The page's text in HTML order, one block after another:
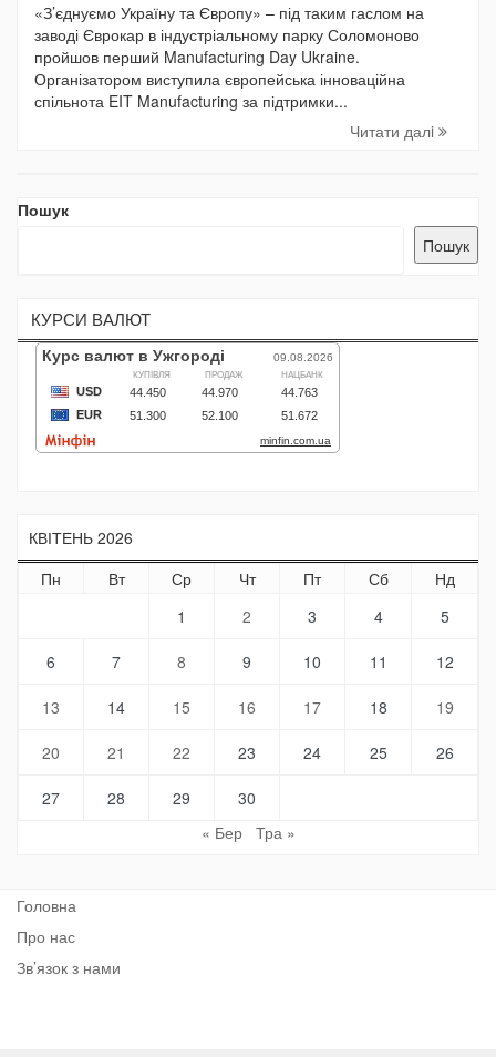
«З’єднуємо Україну та Європу» – під таким гаслом на
заводі Єврокар в індустріальному парку Соломоново
пройшов перший Manufacturing Day Ukraine.
Організатором виступила європейська інноваційна
спільнота EIT Manufacturing за підтримки...
Читати далi
Пошук
Пошук
КУРСИ ВАЛЮТ
КВІТЕНЬ 2026
Пн
Вт Ср Чт Пт Сб
Нд
1
2 3 4 5
6 7 8 9 10 11 12
13 14 15 16 17 18 19
20 21 22 23 24 25 26
27 28 29
30
« Бер
Тра »
Головна
Про нас
Зв’язок з нами